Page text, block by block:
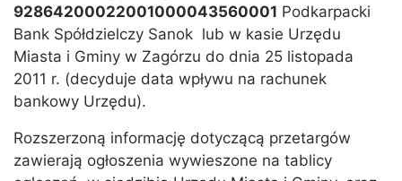
92864200022001000043560001 Podkarpacki
Bank Spółdzielczy Sanok lub w kasie Urzędu
Miasta i Gminy w Zagórzu do dnia 25 listopada
2011 r. (decyduje data wpływu na rachunek
bankowy Urzędu).
Rozszerzoną informację dotyczącą przetargów
zawierają ogłoszenia wywieszone na tablicy